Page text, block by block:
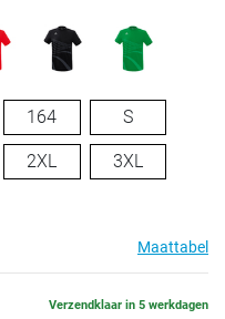
164 S
2XL 3XL
Maattabel
Verzendklaar in 5 werkdagen